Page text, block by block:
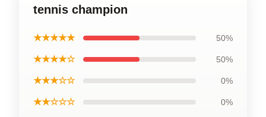
tennis champion
★★★★★ 50%
★★★★☆ 50%
★★★☆☆ 0%
★★☆☆☆ 0%